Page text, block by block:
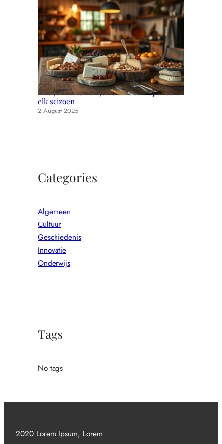
Hoe je muizen uit je huis houdt: tips voor
elk seizoen
2 August 2025
Categories
Algemeen
Cultuur
Geschiedenis
Innovatie
Onderwijs
Tags
No tags
2020 Lorem Ipsum, Lorem